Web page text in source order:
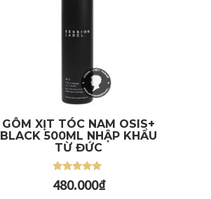
Thêm vào giỏ
GÔM XỊT TÓC NAM OSIS+
BLACK 500ML NHẬP KHẨU
TỪ ĐỨC
Được xếp
hạng
480.000₫